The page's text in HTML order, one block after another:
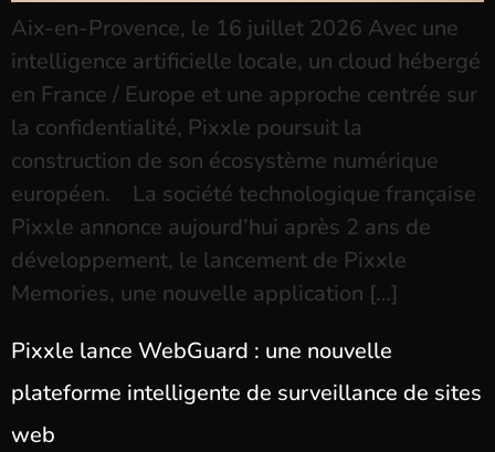
Aix-en-Provence, le 16 juillet 2026 Avec une
intelligence artificielle locale, un cloud hébergé
en France / Europe et une approche centrée sur
la confidentialité, Pixxle poursuit la
construction de son écosystème numérique
européen. La société technologique française
Pixxle annonce aujourd’hui après 2 ans de
développement, le lancement de Pixxle
Memories, une nouvelle application […]
Pixxle lance WebGuard : une nouvelle
plateforme intelligente de surveillance de sites
web